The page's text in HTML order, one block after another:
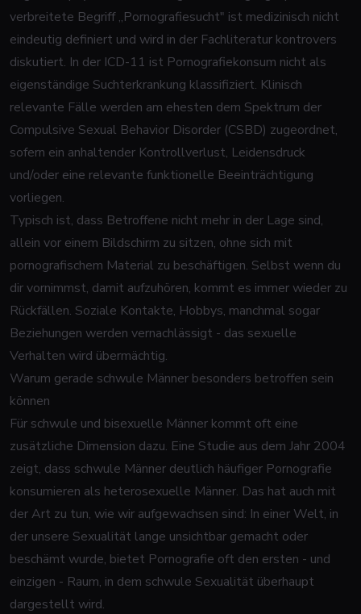
verbreitete Begriff „Pornografiesucht" ist medizinisch nicht
eindeutig definiert und wird in der Fachliteratur kontrovers
diskutiert. In der ICD-11 ist Pornografiekonsum nicht als
eigenständige Suchterkrankung klassifiziert. Klinisch
relevante Fälle werden am ehesten dem Spektrum der
Compulsive Sexual Behavior Disorder (CSBD) zugeordnet,
sofern ein anhaltender Kontrollverlust, Leidensdruck
und/oder eine relevante funktionelle Beeinträchtigung
vorliegen.
Typisch ist, dass Betroffene nicht mehr in der Lage sind,
allein vor einem Bildschirm zu sitzen, ohne sich mit
pornografischem Material zu beschäftigen. Selbst wenn du
dir vornimmst, damit aufzuhören, kommt es immer wieder zu
Rückfällen. Soziale Kontakte, Hobbys, manchmal sogar
Beziehungen werden vernachlässigt - das sexuelle
Verhalten wird übermächtig.
Warum gerade schwule Männer besonders betroffen sein
können
Für schwule und bisexuelle Männer kommt oft eine
zusätzliche Dimension dazu. Eine Studie aus dem Jahr 2004
zeigt, dass schwule Männer deutlich häufiger Pornografie
konsumieren als heterosexuelle Männer. Das hat auch mit
der Art zu tun, wie wir aufgewachsen sind: In einer Welt, in
der unsere Sexualität lange unsichtbar gemacht oder
beschämt wurde, bietet Pornografie oft den ersten - und
einzigen - Raum, in dem schwule Sexualität überhaupt
dargestellt wird.